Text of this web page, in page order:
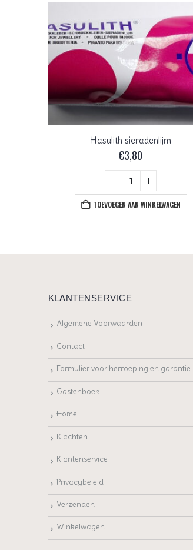
Hasulith sieradenlijm
€3,80
TOEVOEGEN AAN WINKELWAGEN
KLANTENSERVICE
Algemene Voorwaarden
Contact
Formulier voor herroeping en garantie
Gastenboek
Home
Klachten
Klantenservice
Privacybeleid
Verzenden
Winkelwagen